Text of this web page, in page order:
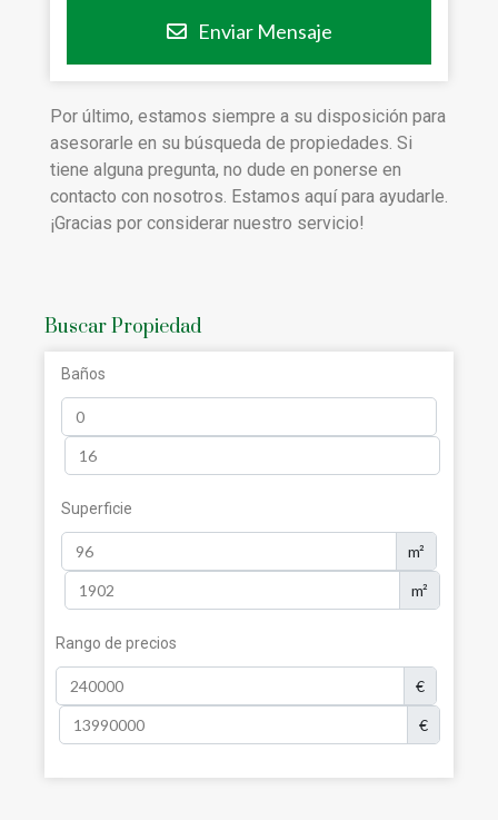
Enviar Mensaje
Por último, estamos siempre a su disposición para
asesorarle en su búsqueda de propiedades. Si
tiene alguna pregunta, no dude en ponerse en
contacto con nosotros. Estamos aquí para ayudarle.
¡Gracias por considerar nuestro servicio!
Buscar Propiedad
Baños
Superficie
m²
m²
Rango de precios
€
€